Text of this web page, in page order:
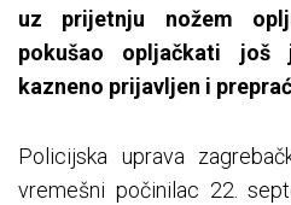
uz prijetnju nožem
pokušao opljačkati
kazneno prijavljen i
Policijska uprava
vremešni počinilac 22.